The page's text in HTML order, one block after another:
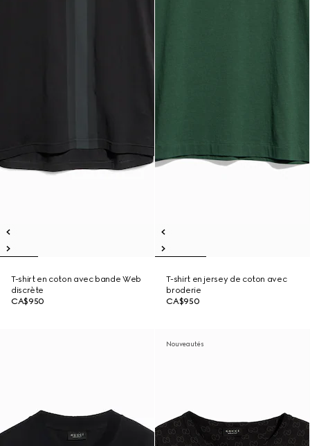
T-shirt en coton avec bande Web
discrète
CA$950
T-shirt en jersey de coton avec
broderie
CA$950
Nouveautés